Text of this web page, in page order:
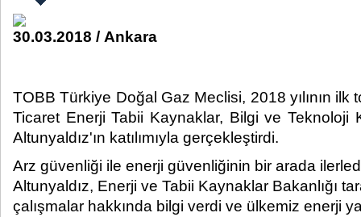
30.03.2018 / Ankara
TOBB Türkiye Doğal Gaz Meclisi, 2018 yılının ilk
Ticaret Enerji Tabii Kaynaklar, Bilgi ve Teknoloji
Altunyaldız'ın katılımıyla gerçekleştirdi.​
Arz güvenliği ile enerji güvenliğinin bir arada
Altunyaldız, Enerji ve Tabii Kaynaklar Bakanlığı
çalışmalar hakkında bilgi verdi ve ülkemiz enerji